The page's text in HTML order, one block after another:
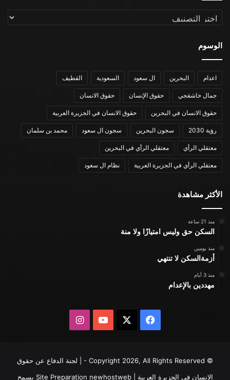
التصنيفات
الوسوم
اعدام البحرين ال سعود السعودية القطيف
جمال خاشقجي حقوق الإنسان حقوق الانسان
حقوق الانسان في البحرين حقوق الانسان في الجزيرة العربية
رؤية 2030 سجون البحرين سجون ال سعود محمد بن سلمان
معتقلي الرأي معتقلي الرأي في البحرين
معتقلي الرأي في الجزيرة العربية نظام ال سعود
الأكثر مشاهدة
منذ 21 ساعة
السكن حق وليس امتيازًا ولا منة
منذ يومين
أزمةالسكن لا تنتهي
منذ 3 أيام
مهددين بالإعدام
فيسبوك يوتيوبانستقرام
© Copyright 2026, All Rights Reserved - | لجنة الدفاع عن حقوق
الإنسان في الجزيرة العربية | Site Preparationnewhostweb يسمح